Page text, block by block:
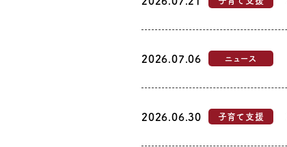
2026.07.06 ニュース
2026.06.30 子育て支援